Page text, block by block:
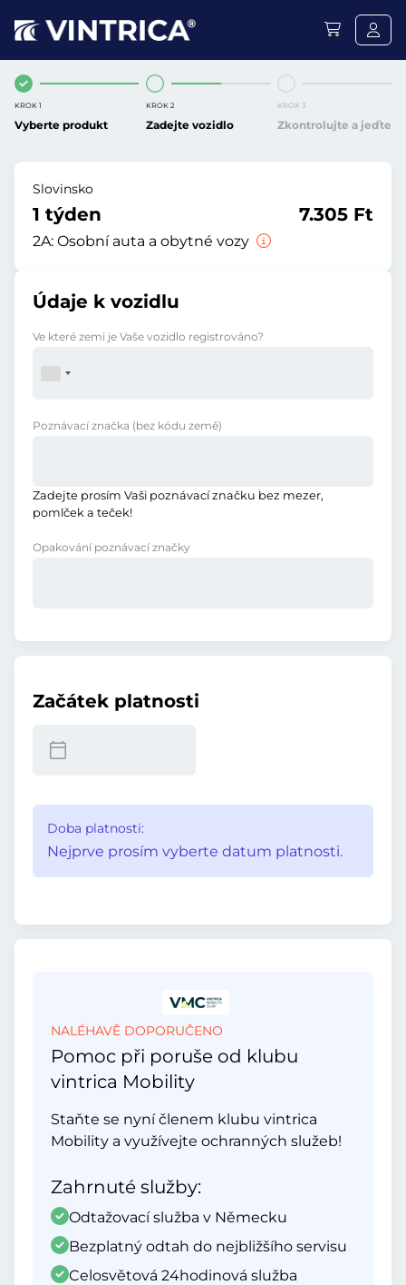
KROK 1
Vyberte produkt
KROK 2
Zadejte vozidlo
KROK 3
Zkontrolujte a jeďte
Slovinsko
1 týden
2A: Osobní auta a obytné vozy
7.305 Ft
Údaje k vozidlu
Ve které zemi je Vaše vozidlo registrováno?
Poznávací značka (bez kódu země)
Zadejte prosím Vaši poznávací značku bez mezer,
pomlček a teček!
Opakování poznávací značky
Začátek platnosti
Doba platnosti:
Nejprve prosím vyberte datum platnosti.
NALÉHAVĚ DOPORUČENO
Pomoc při poruše od klubu
vintrica Mobility
Staňte se nyní členem klubu vintrica
Mobility a využívejte ochranných služeb!
Zahrnuté služby:
Odtažovací služba v Německu
Bezplatný odtah do nejbližšího servisu
Celosvětová 24hodinová služba